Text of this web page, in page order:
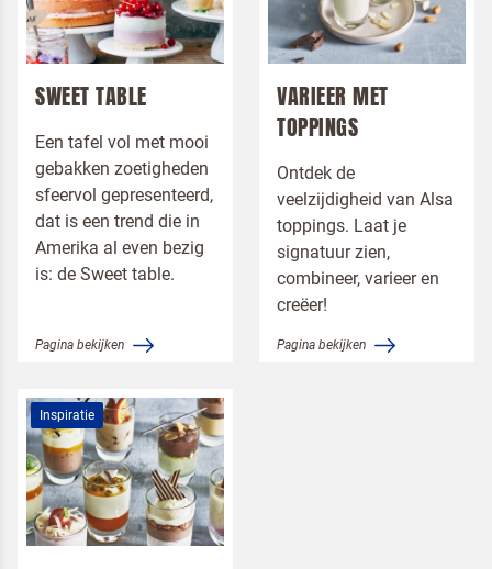
Rendement
Toepassingen
Menukaart
SWEET TABLE
Een tafel vol met mooi
gebakken zoetigheden
sfeervol gepresenteerd,
dat is een trend die in
Amerika al even bezig
is: de Sweet table.
Pagina bekijken
VARIEER MET
TOPPINGS
Ontdek de
veelzijdigheid van Alsa
toppings. Laat je
signatuur zien,
combineer, varieer en
creëer!
Pagina bekijken
Inspiratie
Terugbelverzoek